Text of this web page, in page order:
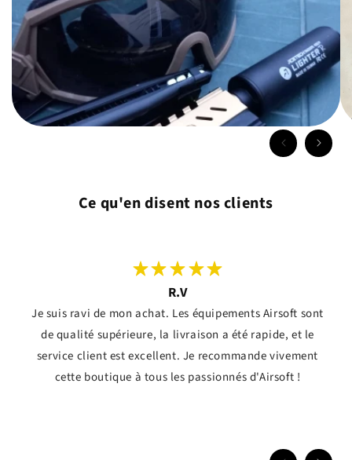
Ce qu'en disent nos clients
R.V
Je suis ravi de mon achat. Les équipements Airsoft sont
de qualité supérieure, la livraison a été rapide, et le
service client est excellent. Je recommande vivement
cette boutique à tous les passionnés d'Airsoft !